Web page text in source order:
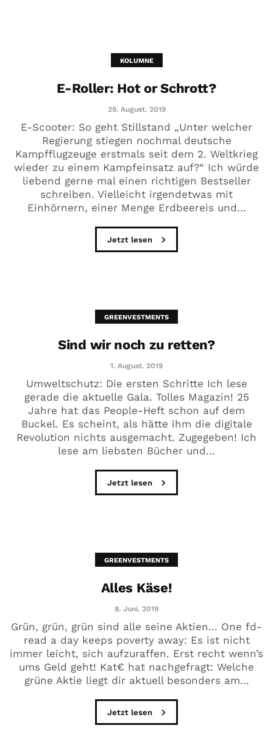
KOLUMNE
E-Roller: Hot or Schrott?
29. August. 2019
E-Scooter: So geht Stillstand „Unter welcher
Regierung stiegen nochmal deutsche
Kampfflugzeuge erstmals seit dem 2. Weltkrieg
wieder zu einem Kampfeinsatz auf?“ Ich würde
liebend gerne mal einen richtigen Bestseller
schreiben. Vielleicht irgendetwas mit
Einhörnern, einer Menge Erdbeereis und...
Jetzt lesen
GREENVESTMENTS
Sind wir noch zu retten?
1. August. 2019
Umweltschutz: Die ersten Schritte Ich lese
gerade die aktuelle Gala. Tolles Magazin! 25
Jahre hat das People-Heft schon auf dem
Buckel. Es scheint, als hätte ihm die digitale
Revolution nichts ausgemacht. Zugegeben! Ich
lese am liebsten Bücher und...
Jetzt lesen
GREENVESTMENTS
Alles Käse!
8. Juni. 2019
Grün, grün, grün sind alle seine Aktien… One fd-
read a day keeps poverty away: Es ist nicht
immer leicht, sich aufzuraffen. Erst recht wenn’s
ums Geld geht! Kat€ hat nachgefragt: Welche
grüne Aktie liegt dir aktuell besonders am...
Jetzt lesen